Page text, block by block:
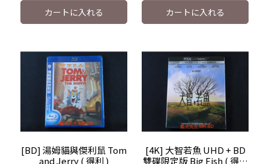
カートに入れる カートに入れる
[BD] 湯姆貓與傑利鼠 Tom
and Jerry ( 得利 )
[4K] 大智若魚 UHD + BD
雙碟限定版 Big Fish ( 得利